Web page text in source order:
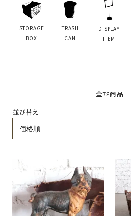
STORAGE
BOX
TRASH
CAN
DISPLAY
ITEM
全78商品
並び替え